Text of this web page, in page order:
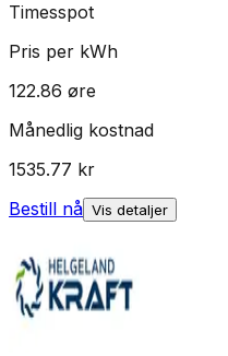
Timesspot
Pris per kWh
122.86 øre
Månedlig kostnad
1535.77 kr
Bestill nå Vis detaljer